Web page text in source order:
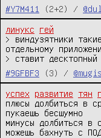
#Y7M411
(2+2) /
линукс
гей
> виндузятники
отдельному
> ставит десктопный
#9GFBF3
(3) /
успех развитие тян
плюсы долбиться в
пукаешь бесшумно
минусы долбиться в
можешь бахнуть с